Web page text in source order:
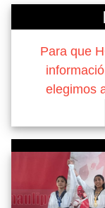
Para que
elegimos